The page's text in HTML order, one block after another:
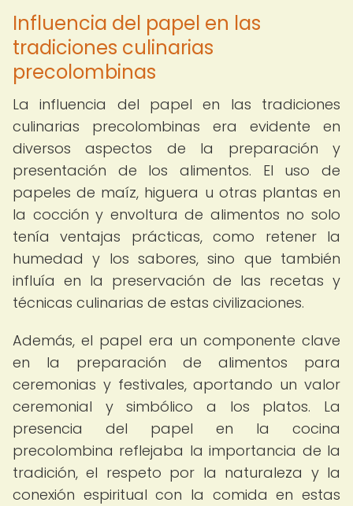
Influencia del papel en las
tradiciones culinarias
precolombinas
La influencia del papel en las tradiciones
culinarias precolombinas era evidente en
diversos aspectos de la preparación y
presentación de los alimentos. El uso de
papeles de maíz, higuera u otras plantas en
la cocción y envoltura de alimentos no solo
tenía ventajas prácticas, como retener la
humedad y los sabores, sino que también
influía en la preservación de las recetas y
técnicas culinarias de estas civilizaciones.
Además, el papel era un componente clave
en la preparación de alimentos para
ceremonias y festivales, aportando un valor
ceremonial y simbólico a los platos. La
presencia del papel en la cocina
precolombina reflejaba la importancia de la
tradición, el respeto por la naturaleza y la
conexión espiritual con la comida en estas